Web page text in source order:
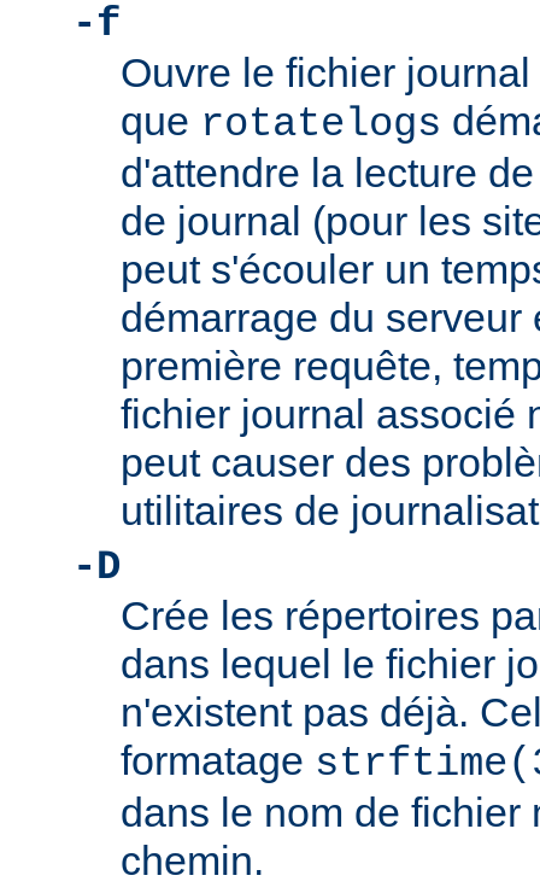
-f
Ouvre le fichier
que rotatelogs
d'attendre la lecture
de journal (pour les
peut s'écouler un
démarrage du serveur
première requête,
fichier journal associé
peut causer des
utilitaires de
-D
Crée les répertoires
dans lequel le fichier
n'existent pas déjà.
formatage
dans le nom de fichier
chemin.